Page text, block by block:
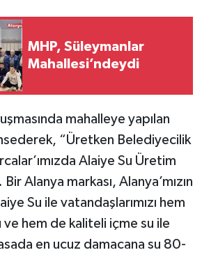
MHP, Süleymanlar
Mahallesi’ndeydi
mahalleye yapılan
“Üretken Belediyecilik
Alaiye Su Üretim
Alanya markası, Alanya’mızın
Su ile vatandaşlarımızı hem
ve hem de kaliteli içme su ile
en ucuz damacana su 80-